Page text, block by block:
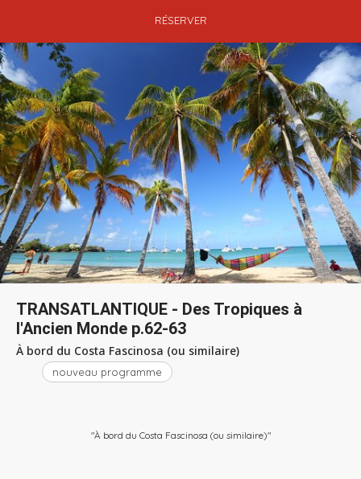
RÉSERVER
TRANSATLANTIQUE - Des Tropiques à
l'Ancien Monde p.62-63
À bord du Costa Fascinosa (ou similaire)
nouveau programme
"À bord du Costa Fascinosa (ou similaire)"